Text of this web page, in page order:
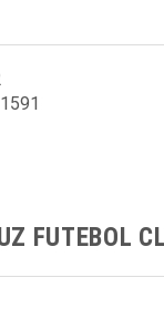
1591
FUTEBOL